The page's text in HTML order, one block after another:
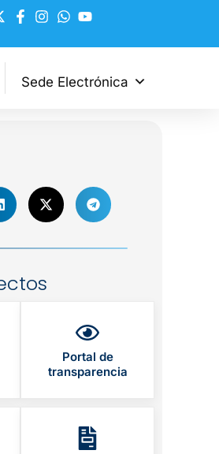
Sede Electrónica
Portal de
transparencia